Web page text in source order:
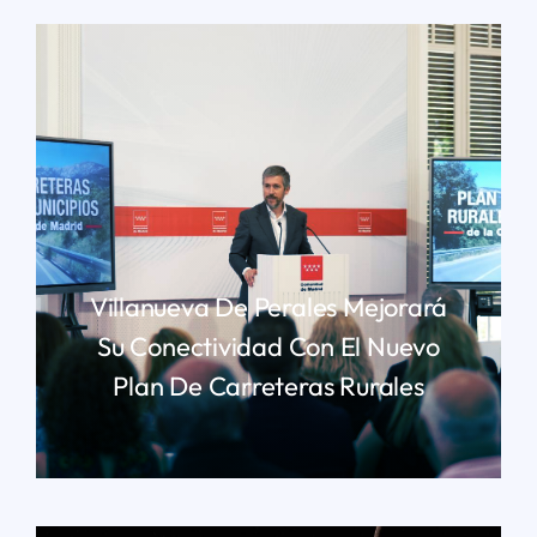
Villanueva De Perales Mejorará
Su Conectividad Con El Nuevo
Plan De Carreteras Rurales
LEER MÁS